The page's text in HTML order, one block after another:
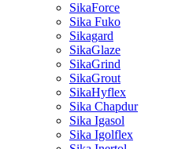
SikaForce
Sika Fuko
Sikagard
SikaGlaze
SikaGrind
SikaGrout
SikaHyflex
Sika Chapdur
Sika Igasol
Sika Igolflex